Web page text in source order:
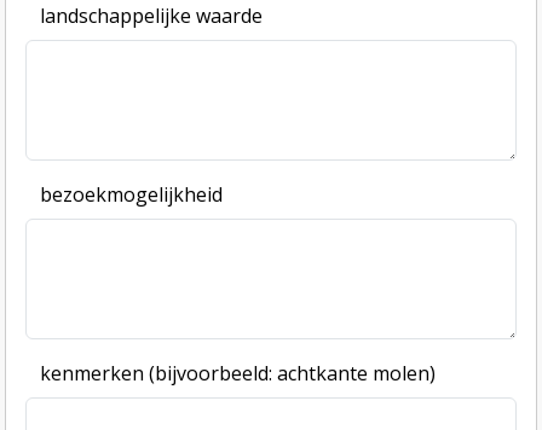
landschappelijke waarde
bezoekmogelijkheid
kenmerken (bijvoorbeeld: achtkante molen)